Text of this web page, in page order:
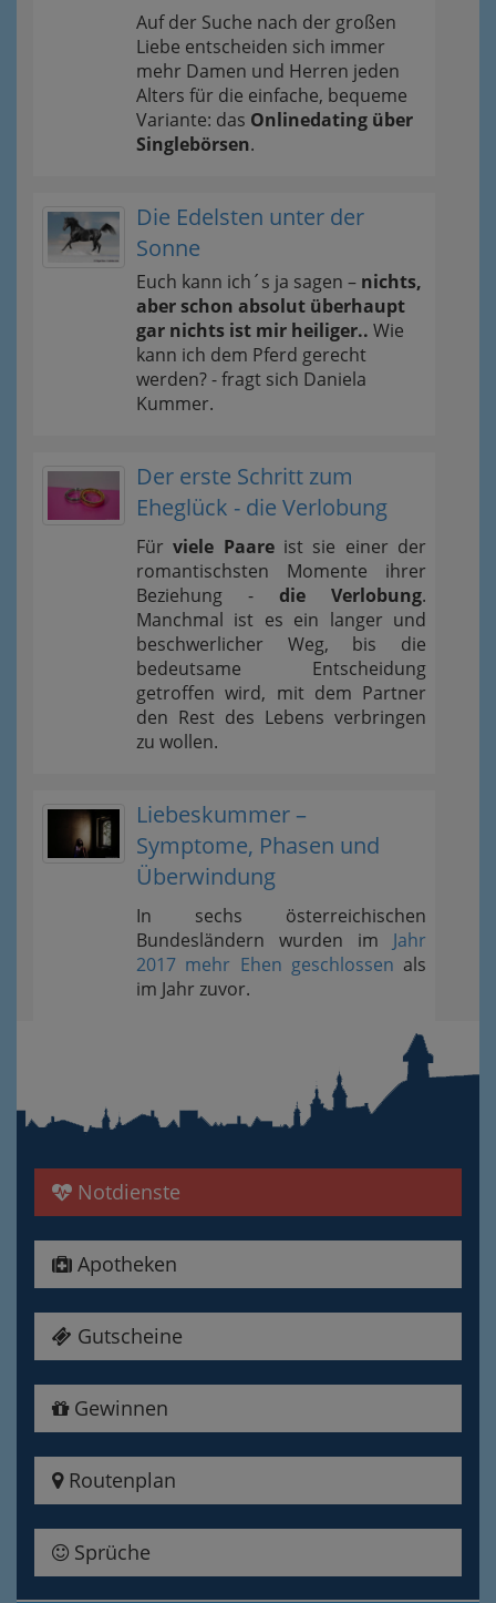
Auf der Suche nach der großen
Liebe entscheiden sich immer
mehr Damen und Herren jeden
Alters für die einfache, bequeme
Variante: das Onlinedating über
Singlebörsen.
Die Edelsten unter der
Sonne
Euch kann ich´s ja sagen – nichts,
aber schon absolut überhaupt
gar nichts ist mir heiliger.. Wie
kann ich dem Pferd gerecht
werden? - fragt sich Daniela
Kummer.
Der erste Schritt zum
Eheglück - die Verlobung
Fürviele Paareist sie einer der
romantischsten Momente ihrer
Beziehung - die Verlobung.
Manchmal ist es ein langer und
beschwerlicher Weg, bis die
bedeutsame Entscheidung
getroffen wird, mit dem Partner
den Rest des Lebens verbringen
zu wollen.
Liebeskummer –
Symptome, Phasen und
Überwindung
In sechs österreichischen
Bundesländern wurden im Jahr
2017 mehr Ehen geschlossen als
im Jahr zuvor.
Notdienste
Apotheken
Gutscheine
Gewinnen
Routenplan
Sprüche